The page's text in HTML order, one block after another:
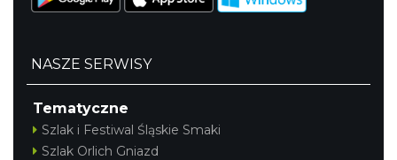
NASZE SERWISY
Tematyczne
Szlak i Festiwal Śląskie Smaki
Szlak Orlich Gniazd